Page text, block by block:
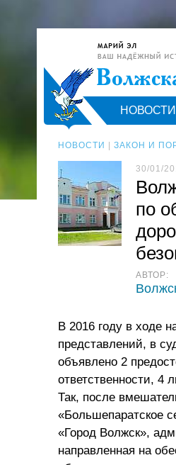
НОВОСТИ
НОВОСТИ ЗАКОН И
30/01/
по
АВТОР:
В 2016 году в ходе
представлений, в
объявлено 2
ответственности, 4
Так, после
«Большепаратское
«Город Волжск»,
направленная на